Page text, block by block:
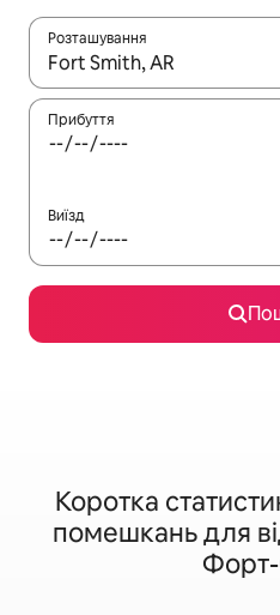
Розташування
Отримавши результати
Прибуття
Виїзд
Коротка
помешкань для